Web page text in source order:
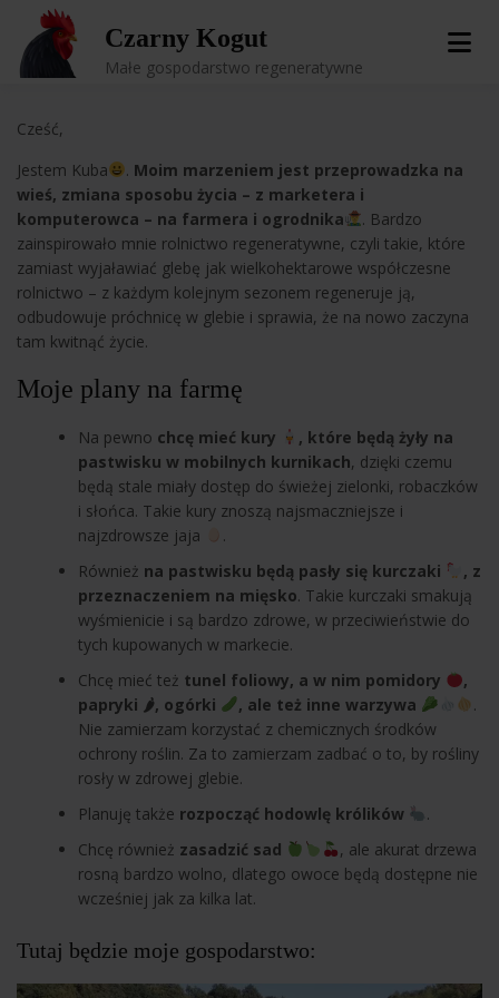
content
Czarny Kogut
Małe gospodarstwo regeneratywne
Cześć,
Jestem Kuba
. Moim marzeniem jest przeprowadzka na
wieś, zmiana sposobu życia – z marketera i
komputerowca – na farmera i ogrodnika
. Bardzo
zainspirowało mnie rolnictwo regeneratywne, czyli takie, które
zamiast wyjaławiać glebę jak wielkohektarowe współczesne
rolnictwo – z każdym kolejnym sezonem regeneruje ją,
odbudowuje próchnicę w glebie i sprawia, że na nowo zaczyna
tam kwitnąć życie.
Moje plany na farmę
Na pewno chcę mieć kury
, które będą żyły na
pastwisku w mobilnych kurnikach, dzięki czemu
będą stale miały dostęp do świeżej zielonki, robaczków
i słońca. Takie kury znoszą najsmaczniejsze i
najzdrowsze jaja
.
Również na pastwisku będą pasły się kurczaki
, z
przeznaczeniem na mięsko. Takie kurczaki smakują
wyśmienicie i są bardzo zdrowe, w przeciwieństwie do
tych kupowanych w markecie.
Chcę mieć też tunel foliowy, a w nim pomidory
,
papryki 🌶, ogórki
, ale też inne warzywa
.
Nie zamierzam korzystać z chemicznych środków
ochrony roślin. Za to zamierzam zadbać o to, by rośliny
rosły w zdrowej glebie.
Planuję także rozpocząć hodowlę królików
.
Chcę również zasadzić sad
, ale akurat drzewa
rosną bardzo wolno, dlatego owoce będą dostępne nie
wcześniej jak za kilka lat.
Tutaj będzie moje gospodarstwo: